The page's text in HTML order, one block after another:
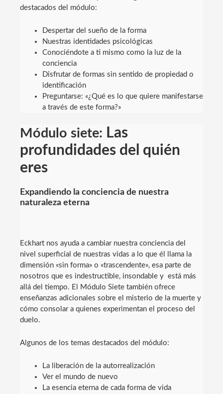
destacados del módulo:
Despertar del sueño de la forma
Nuestras identidades psicológicas
Conociéndote a ti mismo como la luz de la
conciencia
Disfrutar de formas sin sentido de propiedad o
identificación
Preguntarse: «¿Qué es lo que quiere manifestarse
a través de este forma?»
Módulo siete: Las
profundidades del quién
eres
Expandiendo la conciencia de nuestra
naturaleza eterna
Eckhart nos ayuda a cambiar nuestra conciencia del
nivel superficial de nuestras vidas a lo que él llama la
dimensión «sin forma» o «trascendente», esa parte de
nosotros que es indestructible, insondable y está más
allá del tiempo. El Módulo Siete también ofrece
enseñanzas adicionales sobre el misterio de la muerte y
cómo consolar a quienes experimentan el proceso del
duelo.
Algunos de los temas destacados del módulo:
La liberación de la autorrealización
Ver el mundo de nuevo
La esencia eterna de cada forma de vida